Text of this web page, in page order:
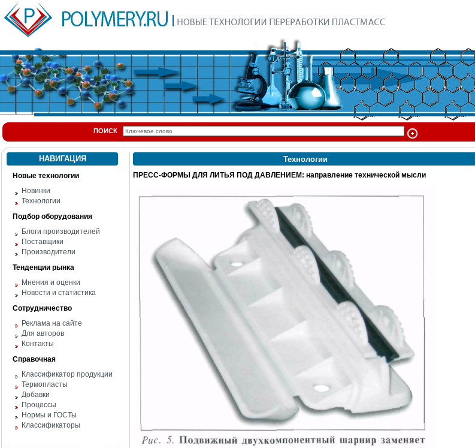
ПОИСК
НАВИГАЦИЯ
Новые технологии
Новинки
Технологии
Подбор оборудования
Блоги производителей
Поставщики
Производители
Тенденции рынка
Мнения и оценки
Новости и статистика
Сотрудничество
Реклама на сайте
Для авторов
Контакты
Справочная
Классификатор продукции
Термопласты
Добавки
Процессы
Нормы и ГОСТы
Классификаторы
Технологии
ПРЕСС-ФОРМЫ ДЛЯ ЛИТЬЯ ПОД ДАВЛЕНИЕМ: направление технической мысли